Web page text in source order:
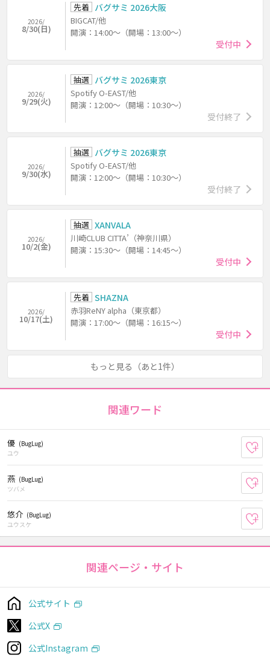
2026/
8/30(日)
先着 バグサミ 2026大阪
BIGCAT/他
開演：14:00～（開場：13:00～）
受付中
2026/
9/29(火)
抽選 バグサミ 2026東京
Spotify O-EAST/他
開演：12:00～（開場：10:30～）
受付終了
2026/
9/30(水)
抽選 バグサミ 2026東京
Spotify O-EAST/他
開演：12:00～（開場：10:30～）
受付終了
2026/
10/2(金)
抽選 XANVALA
川崎CLUB CITTA’（神奈川県）
開演：15:30～（開場：14:45～）
受付中
2026/
10/17(土)
先着 SHAZNA
赤羽ReNY alpha（東京都）
開演：17:00～（開場：16:15～）
受付中
もっと見る（あと1件）
関連ワード
優 (BugLug)
ユウ
燕 (BugLug)
ツバメ
悠介 (BugLug)
ユウスケ
関連ページ・サイト
公式サイト
公式X
公式Instagram